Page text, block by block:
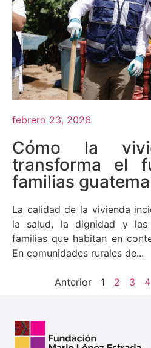
febrero 23, 2026
Cómo la
transforma el
familias
La calidad de la vivienda
la salud, la dignidad y las
familias que habitan en
En comunidades rurales de...
Anterior 1 2 3 4